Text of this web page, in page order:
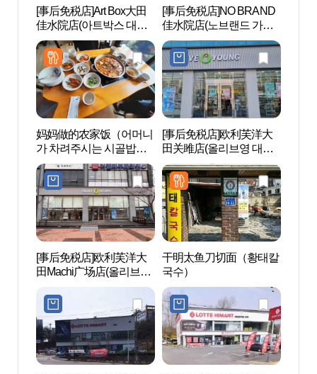
[事后免税店]Art Box大田
佳水院店(아트박스 대전
가수원점)
[事后免税店]NO BRAND
佳水院店(노브랜드 가수
원점)
妈妈做的农家饭（어머니
가 차려주시는 시골밥
상）
[事后免税店]欧利芙洋大
田关雎店(올리브영 대전
관저점)
[事后免税店]欧利芙洋大
田Machi广场店(올리브영
대전마치광장점)
干明太鱼刀切面（황태칼
국수）